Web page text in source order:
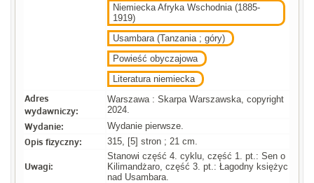
Niemiecka Afryka Wschodnia (1885-
1919)
Usambara (Tanzania ; góry)
Powieść obyczajowa
Literatura niemiecka
Adres
wydawniczy:
Warszawa : Skarpa Warszawska, copyright
2024.
Wydanie: Wydanie pierwsze.
Opis fizyczny: 315, [5] stron ; 21 cm.
Uwagi:
Stanowi część 4. cyklu, część 1. pt.: Sen o
Kilimandżaro, część 3. pt.: Łagodny księżyc
nad Usambara.